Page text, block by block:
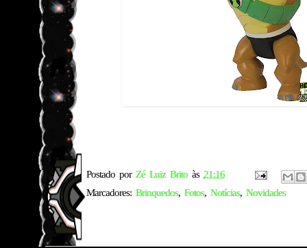
Postado por Zé Luiz Brito às 21:16
Marcadores: Brinquedos, Fotos, Notícias, Novidades